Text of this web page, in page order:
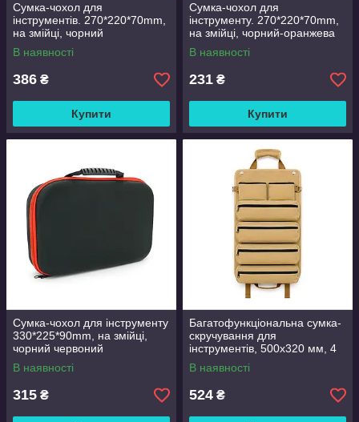
Сумка-чохол для
інструментів. 270*220*70mm,
на змійці, чорний
В наявності
386 ₴
Купити
Сумка-чохол для
інструменту. 270*220*70mm,
на змійці, чорний-оранжева
В наявності
231 ₴
Купити
Сумка-чохол для інструменту
330*225*90mm, на змійці,
чорний червоний
В наявності
315 ₴
Багатофункціональна сумка-
скручування для
інструментів, 500x320 мм, 4
великі кишені + 2 маленькі
кишені + 5 кишень на
В наявності
524 ₴